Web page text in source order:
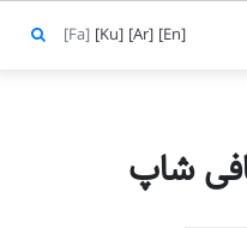
[En]
[Ar]
[Ku]
[Fa]
شاپ